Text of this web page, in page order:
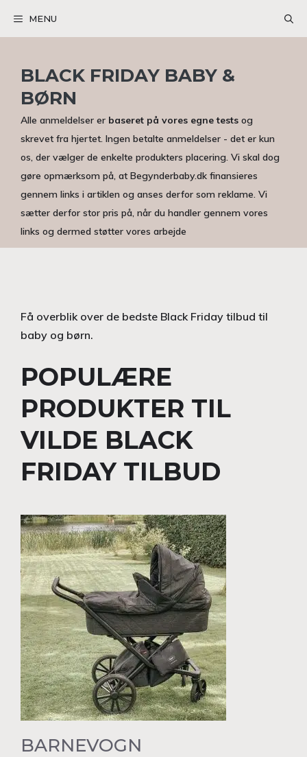
MENU
BLACK FRIDAY BABY &
BØRN
Alle anmeldelser er baseret på vores egne tests og
skrevet fra hjertet. Ingen betalte anmeldelser - det er kun
os, der vælger de enkelte produkters placering. Vi skal dog
gøre opmærksom på, at Begynderbaby.dk finansieres
gennem links i artiklen og anses derfor som reklame. Vi
sætter derfor stor pris på, når du handler gennem vores
links og dermed støtter vores arbejde
Få overblik over de bedste Black Friday tilbud til
baby og børn.
POPULÆRE
PRODUKTER TIL
VILDE BLACK
FRIDAY TILBUD
BARNEVOGN